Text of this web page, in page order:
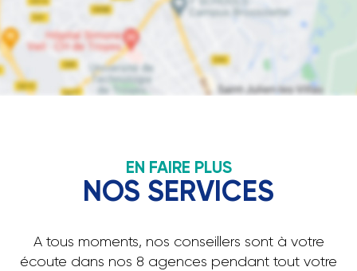
EN FAIRE PLUS
NOS SERVICES
A tous moments, nos conseillers sont à votre
écoute dans nos 8 agences pendant tout votre